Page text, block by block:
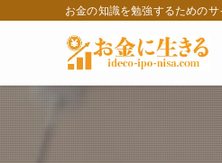
お金の知識を勉強するための